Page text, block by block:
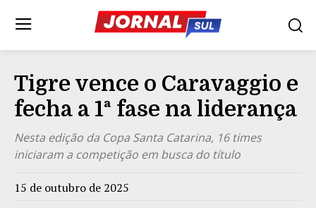
Tigre vence o Caravaggio e
fecha a 1ª fase na liderança
Nesta edição da Copa Santa Catarina, 16 times
iniciaram a competição em busca do título
15 de outubro de 2025